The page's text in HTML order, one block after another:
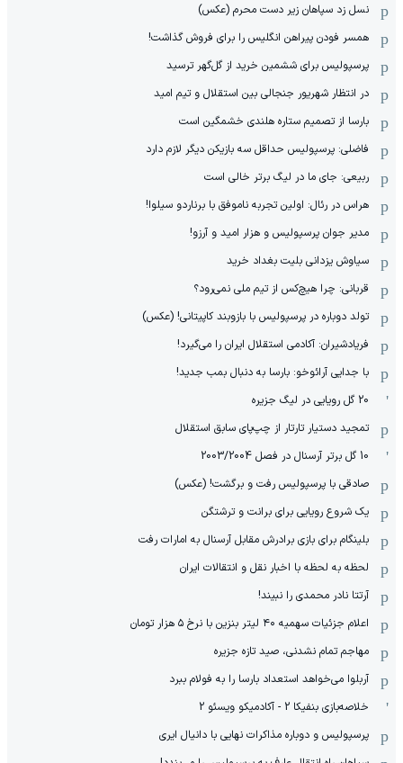
نسل زد سپاهان زیر دست محرم (عکس)
همسر فودن پیراهن انگلیس را برای فروش گذاشت!
پرسپولیس برای ششمین خرید از گل‌گهر ترسید
در انتظار شهریور جنجالی بین استقلال و تیم امید
بارسا از تصمیم ستاره هلندی خشمگین است
فاضلی: پرسپولیس حداقل سه بازیکن دیگر لازم دارد
ربیعی: جای ما در لیگ برتر خالی است
هراس در رئال: اولین تجربه ناموفق با برناردو سیلوا!
مدیر جوان پرسپولیس و هزار امید و آرزو!
سیاوش یزدانی بلیت بغداد خرید
قربانی: چرا هیچ‌کس از تیم ملی نمی‌رود؟
تولد دوباره در پرسپولیس با بازوبند کاپیتانی! (عکس)
فریادشیران: آکادمی استقلال ایران را می‌گیرد!
با جدایی آرائوخو: بارسا به دنبال بمب جدید!
20 گل رویایی در لیگ جزیره
تمجید دستیار تارتار از چپ‌پای سابق استقلال
10 گل برتر آرسنال در فصل 2003/2004
صادقی با پرسپولیس رفت و برگشت! (عکس)
یک شروع رویایی برای برانت و ترشتگن
بلینگام برای بازی برادرش مقابل آرسنال به امارات رفت
لحظه به لحظه با اخبار نقل و انتقالات ایران
آرتتا نادر محمدی را نبیند!
اعلام جزئیات سهمیه ۴۰ لیتر بنزین با نرخ ۵ هزار تومان
مهاجم تمام نشدنی، صید تازه جزیره
آربلوا می‌خواهد استعداد بارسا را به فولام ببرد
خلاصه‌بازی بنفیکا 2 - آکادمیکو ویسئو 2
پرسپولیس و دوباره مذاکرات نهایی با دانیال ایری